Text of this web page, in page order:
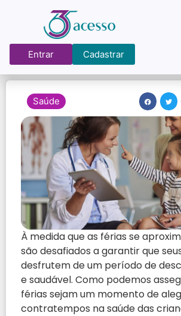
Entrar Cadastrar
Saúde
À medida que as férias se
são desafiados a garantir que
desfrutem de um período de
e saudável. Como podemos
férias sejam um momento de
contratempos na saúde das